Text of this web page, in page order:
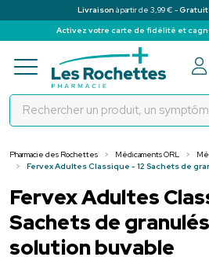
Livraison à partir de 3,99 € -
Activez votre carte de fidélité et
Pharmacie des Rochettes Médicaments ORL
Fervex Adultes Classique - 12 Sachets de
Fervex Adultes
Sachets de
solution buvable